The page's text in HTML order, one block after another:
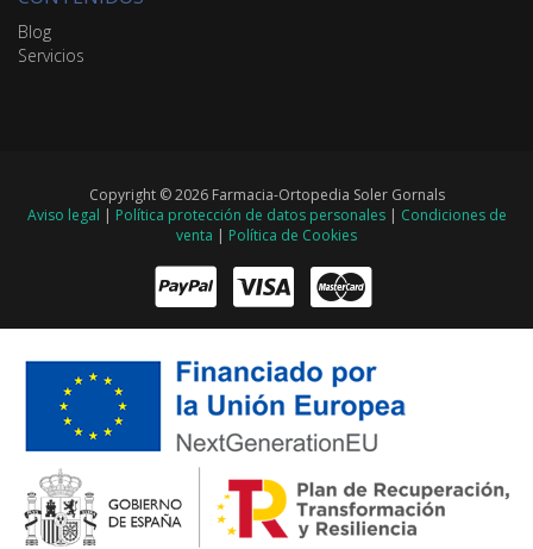
Blog
Servicios
Copyright © 2026 Farmacia-Ortopedia Soler Gornals
Aviso legal | Política protección de datos personales| Condiciones de
venta | Política de Cookies